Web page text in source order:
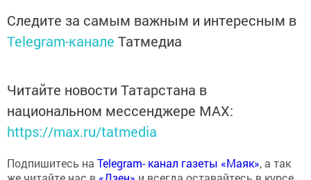
Следите за самым важным и интересным в
Telegram-канале Татмедиа
Читайте новости Татарстана в
национальном мессенджере MАХ:
https://max.ru/tatmedia
Подпишитесь на Telegram- канал газеты «Маяк», а так